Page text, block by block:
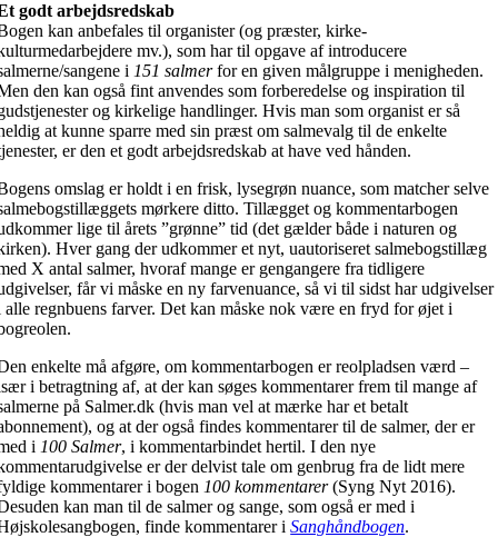
godt arbejdsredskab
kan anbefales til organister (og præster, kirke-
mv.), som har til opgave af introducere
sangene i 151 salmerfor en given målgruppe i menigheden.
den kan også fint anvendes som forberedelse og inspiration til
og kirkelige handlinger. Hvis man som organist er så
at kunne sparre med sin præst om salmevalg til de enkelte
er den et godt arbejdsredskab at have ved hånden.
omslag er holdt i en frisk, lysegrøn nuance, som matcher selve
mørkere ditto. Tillægget og kommentarbogen
lige til årets ”grønne” tid (det gælder både i naturen og
Hver gang der udkommer et nyt, uautoriseret salmebogstillæg
X antal salmer, hvoraf mange er gengangere fra tidligere
får vi måske en ny farvenuance, så vi til sidst har udgivelser
alle regnbuens farver. Det kan måske nok være en fryd for øjet i
enkelte må afgøre, om kommentarbogen er reolpladsen værd –
i betragtning af, at der kan søges kommentarer frem til mange af
på Salmer.dk (hvis man vel at mærke har et betalt
og at der også findes kommentarer til de salmer, der er
i 100 Salmer, i kommentarbindet hertil. I den nye
er der delvist tale om genbrug fra de lidt mere
kommentarer i bogen 100 kommentarer(Syng Nyt 2016).
kan man til de salmer og sange, som også er med i
finde kommentarer iSanghåndbogen.